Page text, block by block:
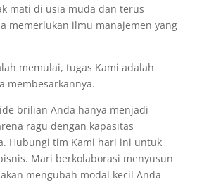
mati di usia muda dan terus
memerlukan ilmu manajemen yang
memulai, tugas Kami adalah
membesarkannya.
brilian Anda hanya menjadi
ragu dengan kapasitas
Hubungi tim Kami hari ini untuk
Mari berkolaborasi menyusun
mengubah modal kecil Anda